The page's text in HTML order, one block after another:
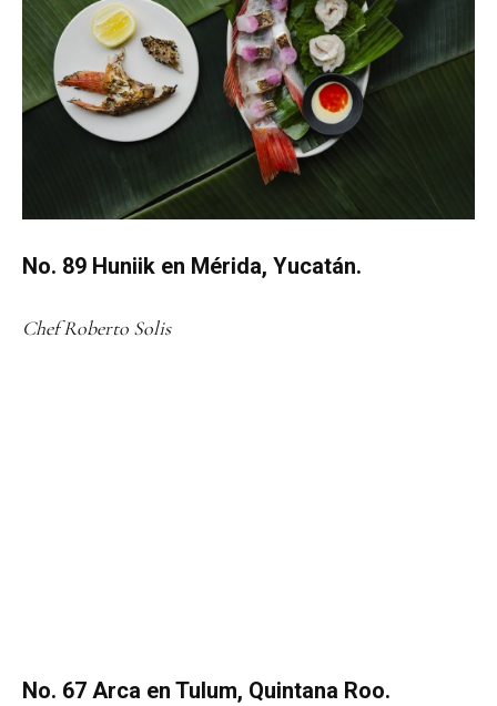
No. 89 Huniik en Mérida, Yucatán.
Chef Roberto Solis
No. 67 Arca en Tulum, Quintana Roo.